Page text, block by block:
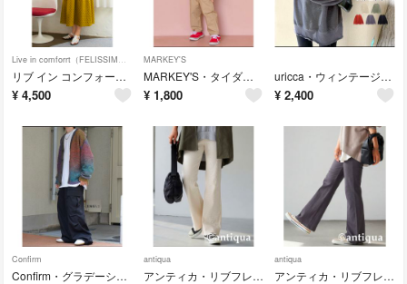
Live in comforrt（FELISSIMO）
リブ イン コンフォート・ドッキングワンピース
¥ 4,500
MARKEY'S
MARKEY'S・タイダイダメージスウェット
¥ 1,800
uricca・ウィンテージ風スウェット
¥ 2,400
Confirm
Confirm・グラデーション ニットカーディガン
antiqua
アンティカ・リブフレアパンツ
antiqua
アンティカ・リブフレアパンツ